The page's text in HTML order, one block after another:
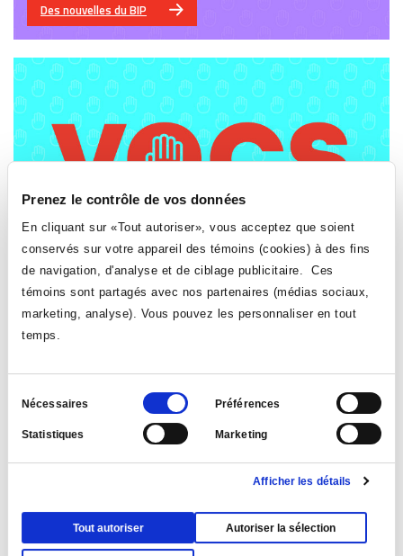
Prenez le contrôle de vos données
En cliquant sur «Tout autoriser», vous acceptez que soient
conservés sur votre appareil des témoins (cookies) à des fins
de navigation, d'analyse et de ciblage publicitaire. Ces
témoins sont partagés avec nos partenaires (médias sociaux,
marketing, analyse). Vous pouvez les personnaliser en tout
temps.
Sélection
consentement
Nécessaires Préférences
Statistiques Marketing
Afficher les détails
Tout autoriser Autoriser la sélection
Des nouvelles du BIP
Journées de la prévention des VACS
S'inscrire aux ateliers